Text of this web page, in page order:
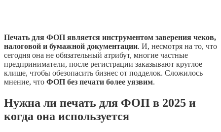
Печать для ФОП является инструментом заверения чеков,
налоговой и бумажной документации. И, несмотря на то, что
сегодня она не обязательный атрибут, многие частные
предприниматели, после регистрации заказывают круглое
клише, чтобы обезопасить бизнес от подделок. Сложилось
мнение, что ФОП без печати более уязвим.
Нужна ли печать для ФОП в 2025 и
когда она используется